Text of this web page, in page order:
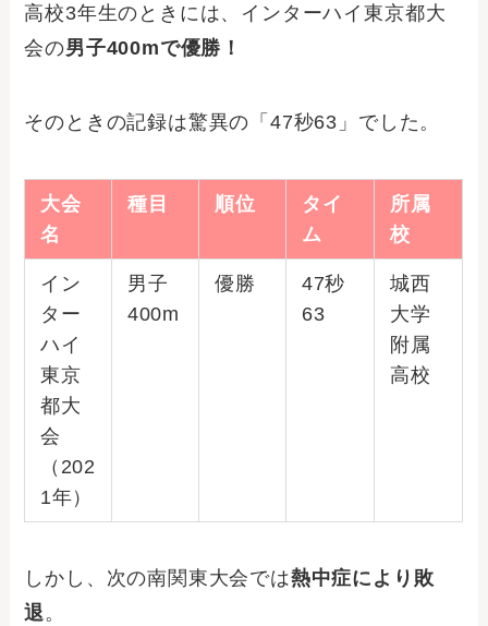
高校3年生のときには、インターハイ東京都大
会の男子400mで優勝！
そのときの記録は驚異の「47秒63」でした。
大会
名
種目 順位
タイ
ム
所属
校
イン
ター
ハイ
東京
都大
会
（202
1年）
男子
400m
優勝
47秒
63
城西
大学
附属
高校
しかし、次の南関東大会では熱中症により敗
退。